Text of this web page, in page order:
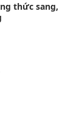
thức sang,